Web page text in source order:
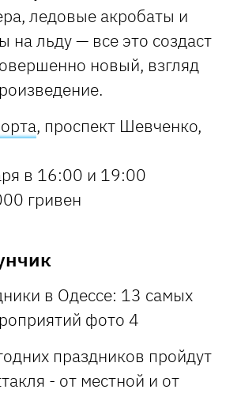
ледовые акробаты и
на льду — все это создаст
новый, взгляд
, проспект Шевченко,
в 16:00 и 19:00
гривен
праздников пройдут
- от местной и от